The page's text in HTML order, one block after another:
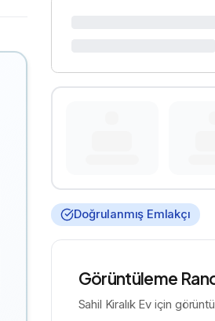
Doğrulanmış Emlakçı
Görüntüleme
Sahil Kiralık Ev için